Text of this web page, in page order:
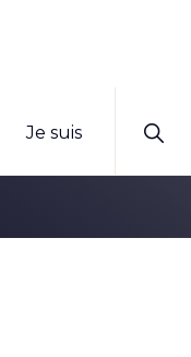
Je suis